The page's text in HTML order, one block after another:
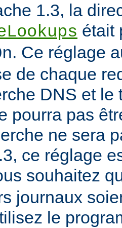
1.3, la
était
. Ce réglage
de chaque
DNS et le
pourra pas
ne sera
ce réglage
souhaitez
journaux
le